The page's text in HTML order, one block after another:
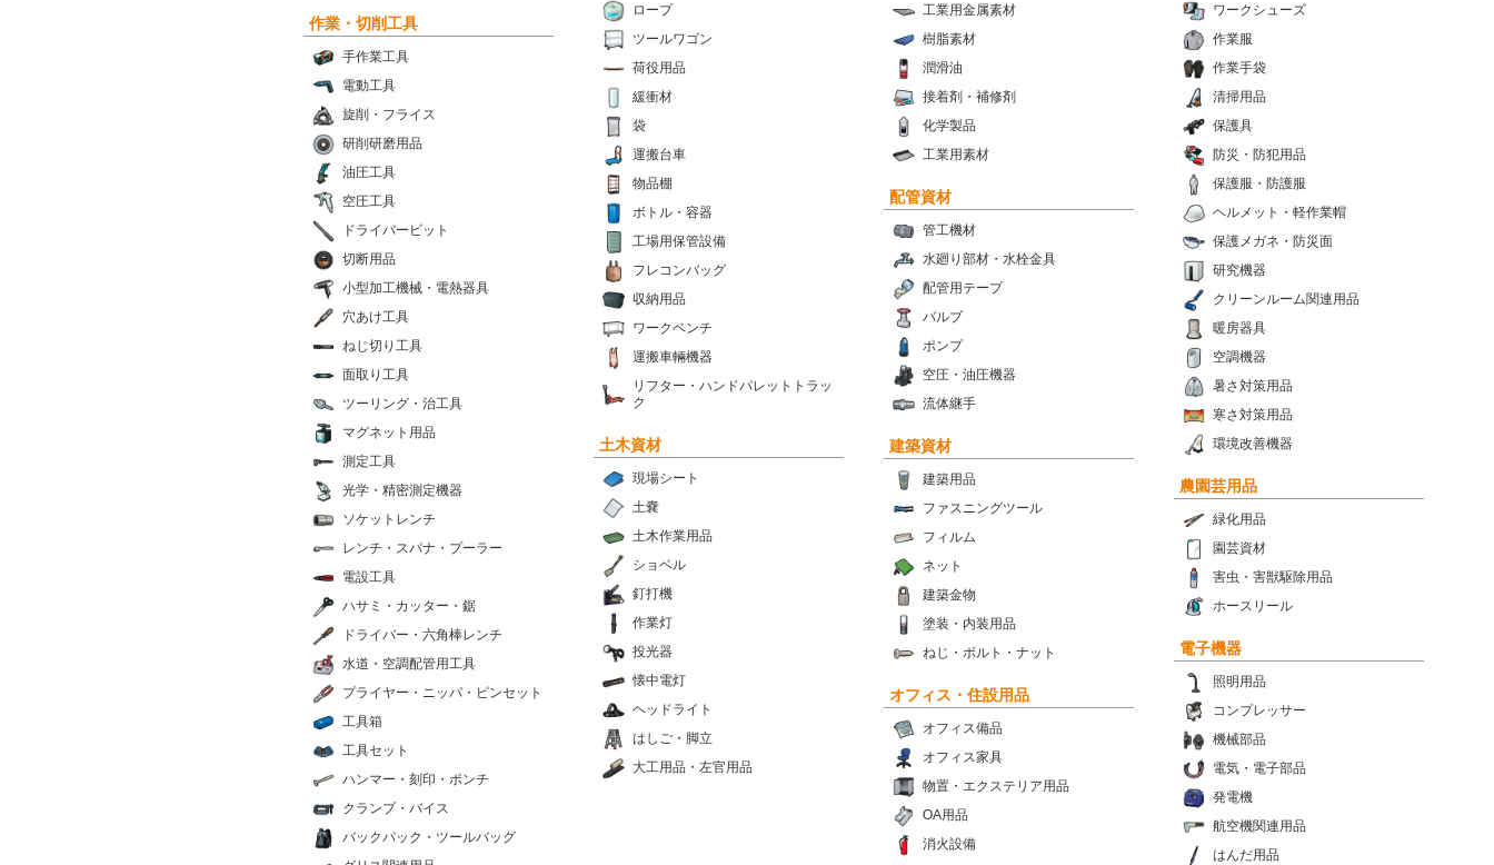
ロープ
ツールワゴン
荷役用品
緩衝材
袋
運搬台車
物品棚
ボトル・容器
工場用保管設備
フレコンバッグ
収納用品
ワークベンチ
運搬車輛機器
リフター・ハンドパレットトラッ
ク
工業用金属素材
樹脂素材
潤滑油
接着剤・補修剤
化学製品
工業用素材
ワークシューズ
作業服
作業手袋
清掃用品
保護具
防災・防犯用品
保護服・防護服
ヘルメット・軽作業帽
保護メガネ・防災面
研究機器
クリーンルーム関連用品
暖房器具
空調機器
暑さ対策用品
寒さ対策用品
環境改善機器
作業・切削工具
手作業工具
電動工具
旋削・フライス
研削研磨用品
油圧工具
空圧工具
ドライバービット
切断用品
小型加工機械・電熱器具
穴あけ工具
ねじ切り工具
面取り工具
ツーリング・治工具
マグネット用品
測定工具
光学・精密測定機器
ソケットレンチ
レンチ・スパナ・プーラー
電設工具
ハサミ・カッター・鋸
ドライバー・六角棒レンチ
水道・空調配管用工具
プライヤー・ニッパ・ピンセット
工具箱
工具セット
ハンマー・刻印・ポンチ
クランプ・バイス
バックパック・ツールバッグ
配管資材
管工機材
水廻り部材・水栓金具
配管用テープ
バルブ
ポンプ
空圧・油圧機器
流体継手
土木資材
現場シート
土嚢
土木作業用品
ショベル
釘打機
作業灯
投光器
懐中電灯
ヘッドライト
はしご・脚立
大工用品・左官用品
建築資材
建築用品
ファスニングツール
フィルム
ネット
建築金物
塗装・内装用品
ねじ・ボルト・ナット
農園芸用品
緑化用品
園芸資材
害虫・害獣駆除用品
ホースリール
電子機器
照明用品
コンプレッサー
機械部品
電気・電子部品
発電機
航空機関連用品
はんだ用品
オフィス・住設用品
オフィス備品
オフィス家具
物置・エクステリア用品
OA用品
消火設備